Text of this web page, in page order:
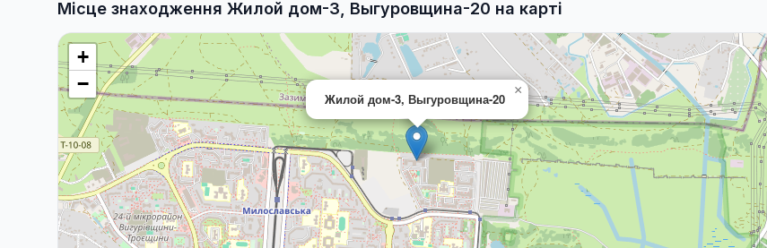
Місце знаходження Жилой дом-3, Выгуровщина-20 на карті
Жилой дом-3, Выгуровщина-20
×
+
−